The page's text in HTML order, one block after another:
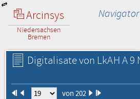
Arcinsys
Niedersachsen
Bremen
Navigator
Digitalisate von LkAH A 9
von 202